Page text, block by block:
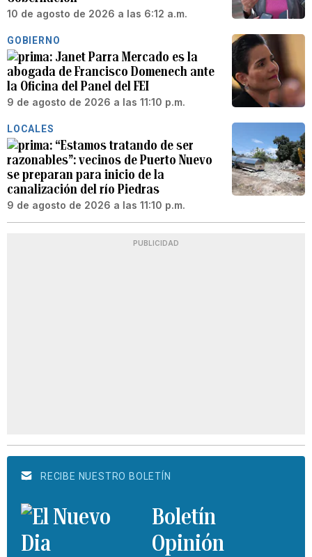
10 de agosto de 2026 a las 6:12 a.m.
GOBIERNO
Janet Parra Mercado es la
abogada de Francisco Domenech ante
la Oficina del Panel del FEI
9 de agosto de 2026 a las 11:10 p.m.
LOCALES
“Estamos tratando de ser
razonables”: vecinos de Puerto Nuevo
se preparan para inicio de la
canalización del río Piedras
9 de agosto de 2026 a las 11:10 p.m.
PUBLICIDAD
RECIBE NUESTRO BOLETÍN
Boletín
Opinión